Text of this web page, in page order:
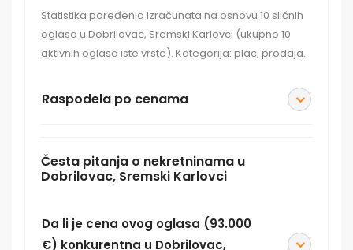
Statistika poređenja izračunata na osnovu 10 sličnih
oglasa u Dobrilovac, Sremski Karlovci (ukupno 10
aktivnih oglasa iste vrste). Kategorija: plac, prodaja.
Raspodela po cenama
Česta pitanja o nekretninama u
Dobrilovac, Sremski Karlovci
Da li je cena ovog oglasa (93.000
€) konkurentna u Dobrilovac,